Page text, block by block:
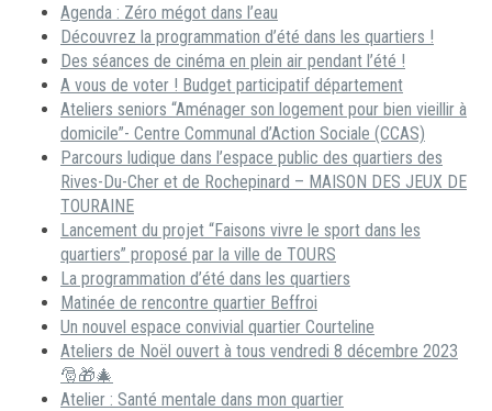
Agenda : Zéro mégot dans l’eau
Découvrez la programmation d’été dans les quartiers !
Des séances de cinéma en plein air pendant l’été !
A vous de voter ! Budget participatif département
Ateliers seniors “Aménager son logement pour bien vieillir à
domicile”- Centre Communal d’Action Sociale (CCAS)
Parcours ludique dans l’espace public des quartiers des
Rives-Du-Cher et de Rochepinard – MAISON DES JEUX DE
TOURAINE
Lancement du projet “Faisons vivre le sport dans les
quartiers” proposé par la ville de TOURS
La programmation d’été dans les quartiers
Matinée de rencontre quartier Beffroi
Un nouvel espace convivial quartier Courteline
Ateliers de Noël ouvert à tous vendredi 8 décembre 2023
🎅🎁🎄
Atelier : Santé mentale dans mon quartier